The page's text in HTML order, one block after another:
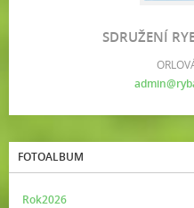
SDRUŽENÍ
FOTOALBUM
Rok2026